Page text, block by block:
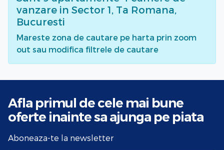
vanzare in Sector 1, Ta Romana,
Bucuresti
Mareste zona de cautare pe harta prin zoom
out sau modifica filtrele de cautare
Afla primul de cele mai bune
oferte inainte sa ajunga pe piata
Aboneaza-te la newsletter